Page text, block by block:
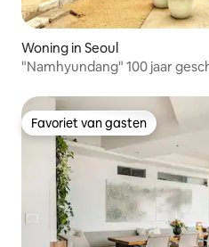
Woning in Seoul
"Namhyundang" 100 jaar
Favoriet van gasten
Favoriet van gasten